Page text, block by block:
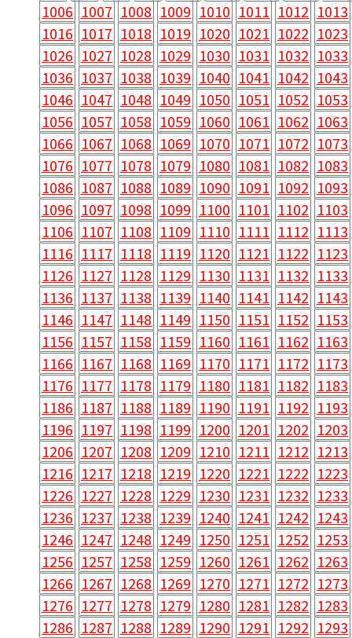
1006 1007 1008 1009 1010 1011 1012 1013
1016 1017 1018 1019 1020 1021 1022 1023
1026 1027 1028 1029 1030 1031 1032 1033
1036 1037 1038 1039 1040 1041 1042 1043
1046 1047 1048 1049 1050 1051 1052 1053
1056 1057 1058 1059 1060 1061 1062 1063
1066 1067 1068 1069 1070 1071 1072 1073
1076 1077 1078 1079 1080 1081 1082 1083
1086 1087 1088 1089 1090 1091 1092 1093
1096 1097 1098 1099 1100 1101 1102 1103
1106 1107 1108 1109 1110 1111 1112 1113
1116 1117 1118 1119 1120 1121 1122 1123
1126 1127 1128 1129 1130 1131 1132 1133
1136 1137 1138 1139 1140 1141 1142 1143
1146 1147 1148 1149 1150 1151 1152 1153
1156 1157 1158 1159 1160 1161 1162 1163
1166 1167 1168 1169 1170 1171 1172 1173
1176 1177 1178 1179 1180 1181 1182 1183
1186 1187 1188 1189 1190 1191 1192 1193
1196 1197 1198 1199 1200 1201 1202 1203
1206 1207 1208 1209 1210 1211 1212 1213
1216 1217 1218 1219 1220 1221 1222 1223
1226 1227 1228 1229 1230 1231 1232 1233
1236 1237 1238 1239 1240 1241 1242 1243
1246 1247 1248 1249 1250 1251 1252 1253
1256 1257 1258 1259 1260 1261 1262 1263
1266 1267 1268 1269 1270 1271 1272 1273
1276 1277 1278 1279 1280 1281 1282 1283
1286 1287 1288 1289 1290 1291 1292 1293